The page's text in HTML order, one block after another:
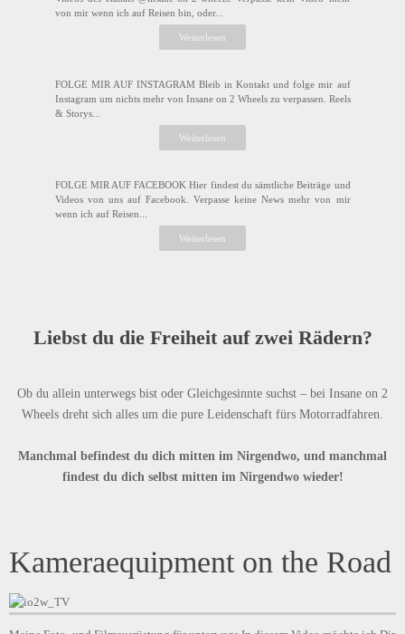
von mir wenn ich auf Reisen bin, oder...
Weiterlesen
FOLGE MIR AUF INSTAGRAM Bleib in Kontakt und folge mir auf
Instagram um nichts mehr von Insane on 2 Wheels zu verpassen. Reels
& Storys...
Weiterlesen
FOLGE MIR AUF FACEBOOK Hier findest du sämtliche Beiträge und
Videos von uns auf Facebook. Verpasse keine News mehr von mir
wenn ich auf Reisen...
Weiterlesen
Liebst du die Freiheit auf zwei Rädern?
Ob du allein unterwegs bist oder Gleichgesinnte suchst – bei Insane on 2
Wheels dreht sich alles um die pure Leidenschaft fürs Motorradfahren.
Manchmal befindest du dich mitten im Nirgendwo, und manchmal
findest du dich selbst mitten im Nirgendwo wieder!
Kameraequipment on the Road